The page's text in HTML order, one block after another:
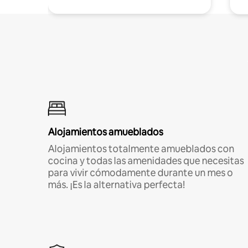
Alojamientos amueblados
Alojamientos totalmente amueblados con
cocina y todas las amenidades que necesitas
para vivir cómodamente durante un mes o
más. ¡Es la alternativa perfecta!